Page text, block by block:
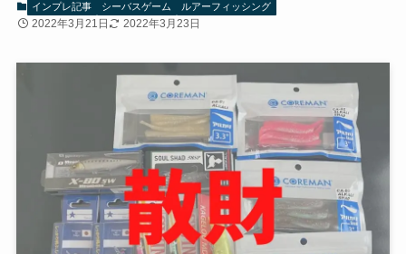
インプレ記事 シーバスゲーム ルアーフィッシング
2022年3月21日 2022年3月23日